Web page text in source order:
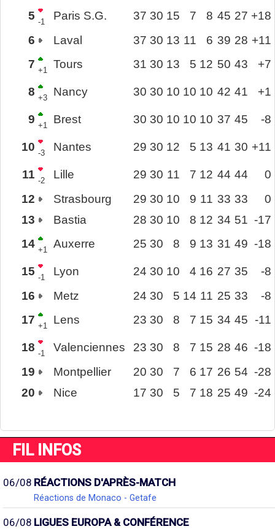
5 -1 Paris S.G. 37 30 15 7 8 45 27 +18
6
Laval 37 30 13 11 6 39 28 +11
7 +1 Tours 31 30 13 5 12 50 43 +7
8 +3 Nancy 30 30 10 10 10 42 41 +1
9 +1 Brest 30 30 10 10 10 37 45 -8
10 -3 Nantes 29 30 12 5 13 41 30 +11
11 -2 Lille 29 30 11 7 12 44 44
0
12
Strasbourg 29 30 10 9 11 33 33
0
13
Bastia 28 30 10 8 12 34 51 -17
14 +1 Auxerre 25 30 8 9 13 31 49 -18
15 -1 Lyon 24 30 10 4 16 27 35
-8
16
Metz 24 30 5 14 11 25 33
-8
17 +1 Lens 23 30 8 7 15 34 45 -11
18 -1 Valenciennes 23 30 8 7 15 28 46 -18
19
Montpellier 20 30 7 6 17 26 54 -28
20
Nice 17 30 5 7 18 25 49 -24
FIL INFOS
06/08 RÉACTIONS D'APRÈS-MATCH
Réactions de Monaco - Getafe
06/08 LIGUES EUROPA & CONFÉRENCE